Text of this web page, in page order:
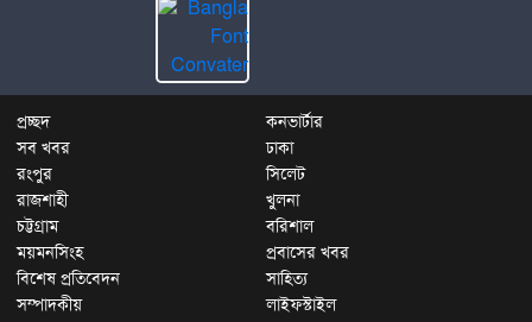
প্রচ্ছদ
কনভার্টার
সব খবর
ঢাকা
রংপুর
সিলেট
রাজশাহী
খুলনা
চট্টগ্রাম
বরিশাল
ময়মনসিংহ
প্রবাসের খবর
বিশেষ প্রতিবেদন
সাহিত্য
সম্পাদকীয়
লাইফস্টাইল